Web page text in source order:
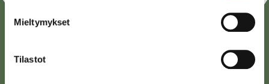
Mieltymykset
Tilastot